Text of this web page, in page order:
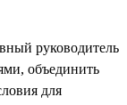
руководитель
объединить
для